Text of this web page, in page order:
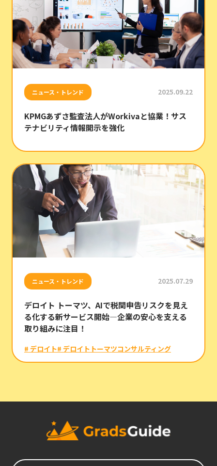
ニュース・トレンド 2025.09.22
KPMGあずさ監査法人がWorkivaと協業！サス
テナビリティ情報開示を強化
ニュース・トレンド 2025.07.29
デロイト トーマツ、AIで税関申告リスクを見え
る化する新サービス開始―企業の安心を支える
取り組みに注目！
# デロイト# デロイトトーマツコンサルティング